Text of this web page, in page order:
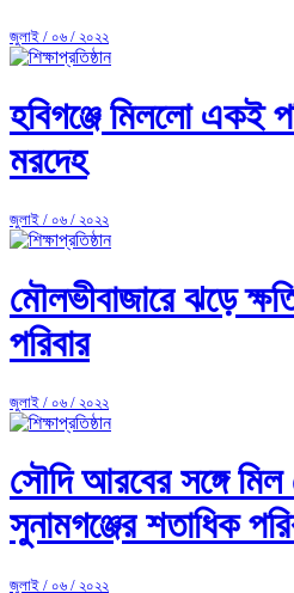
জুলাই / ০৬ / ২০২২
হবিগঞ্জে মিললো একই
মরদেহ
জুলাই / ০৬ / ২০২২
মৌলভীবাজারে ঝড়ে
পরিবার
জুলাই / ০৬ / ২০২২
সৌদি আরবের সঙ্গে মিল
সুনামগঞ্জের শতাধিক
জুলাই / ০৬ / ২০২২